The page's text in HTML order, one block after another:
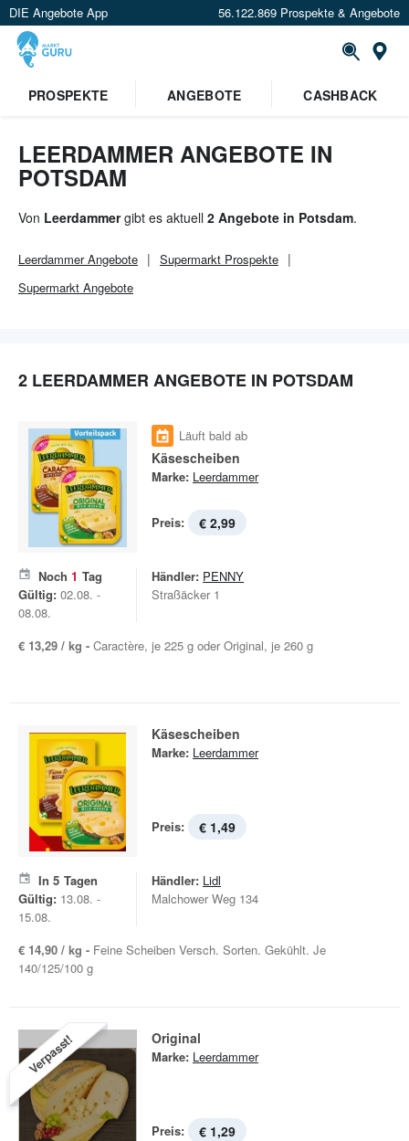
DIE Angebote App 56.122.869 Prospekte & Angebote
PROSPEKTE ANGEBOTE CASHBACK
LEERDAMMER ANGEBOTE IN
POTSDAM
Von Leerdammergibt es aktuell 2 Angebote in Potsdam.
LeerdammerAngebote Supermarkt Prospekte
Supermarkt Angebote
2 LEERDAMMER ANGEBOTE IN POTSDAM
Läuft bald ab
Käsescheiben
Marke: Leerdammer
Preis: € 2,99
Noch 1 Tag
Gültig: 02.08. -
08.08.
Händler: PENNY
Straßäcker 1
€ 13,29 / kg - Caractère, je 225 g oder Original, je 260 g
Käsescheiben
Marke: Leerdammer
Preis: € 1,49
In 5 Tagen
Gültig: 13.08. -
15.08.
Händler: Lidl
Malchower Weg 134
€ 14,90 / kg - Feine Scheiben Versch. Sorten. Gekühlt. Je
140/125/100 g
Verpasst! Original
Marke: Leerdammer
Preis: € 1,29